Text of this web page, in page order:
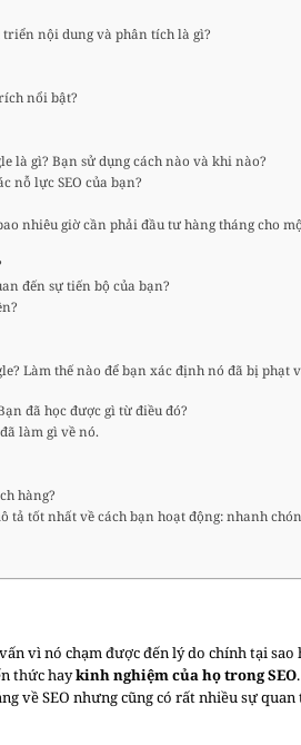
nội dung và phân tích là gì?
nổi bật?
là gì? Bạn sử dụng cách nào và khi nào?
nỗ lực SEO của bạn?
nhiêu giờ cần phải đầu tư hàng tháng cho
đến sự tiến bộ của bạn?
Làm thế nào để bạn xác định nó đã bị phạt
đã học được gì từ điều đó?
làm gì về nó.
hàng?
tả tốt nhất về cách bạn hoạt động: nhanh
vì nó chạm được đến lý do chính tại sao
thức haykinh nghiệm của họ trong SEO
về SEO nhưng cũng có rất nhiều sự